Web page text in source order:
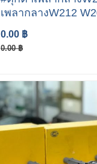
เพลากลางW212
W212 W218 เบอร์
BENZ ตุ๊กตาเพลากล
W204 W212 W207
(MADE IN
0.00 ฿
0.00 ฿